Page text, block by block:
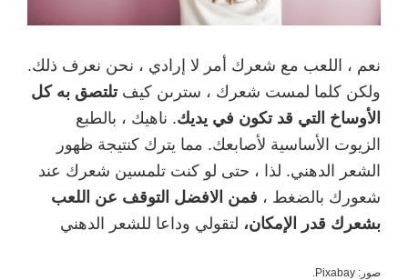
نعم ، اللعب مع شعرك أمر لا إرادي ، نحن نعرف ذلك.
ولكن كلما لمست شعرك ، سترىن كيفتلتصق به كل
الأوساخ التي قد تكون في يديك. ناهيك ، بالطبع
الزيوت الأساسية لأصابعك. مما يترك كنتيجة ظهور
الشعر الدهني. لذا ، حتى لو كنت تلمسين شعرك عند
شعورك بالضغط ، فمن الافضل التوقف عن اللعب
بشعرك قدر الإمكان، لتقولي وداعا للشعر الدهني
صور: Pixabay.